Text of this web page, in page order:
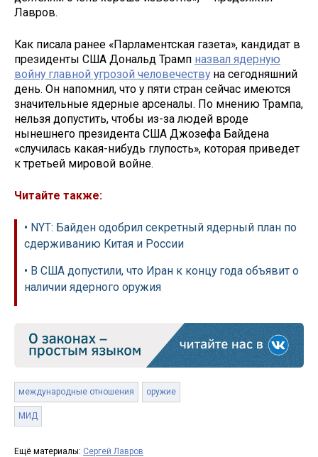
Лавров.
Как писала ранее «Парламентская газета», кандидат в
президенты США Дональд Трамп назвал ядерную
войну главной угрозой человечеству на сегодняшний
день. Он напомнил, что у пяти стран сейчас имеются
значительные ядерные арсеналы. По мнению Трампа,
нельзя допустить, чтобы из-за людей вроде
нынешнего президента США Джозефа Байдена
«случилась какая-нибудь глупость», которая приведет
к третьей мировой войне.
Читайте также:
• NYT: Байден одобрил секретный ядерный план по
сдерживанию Китая и России
• В США допустили, что Иран к концу года объявит о
наличии ядерного оружия
международные отношения оружие
МИД
Ещё материалы: Сергей Лавров